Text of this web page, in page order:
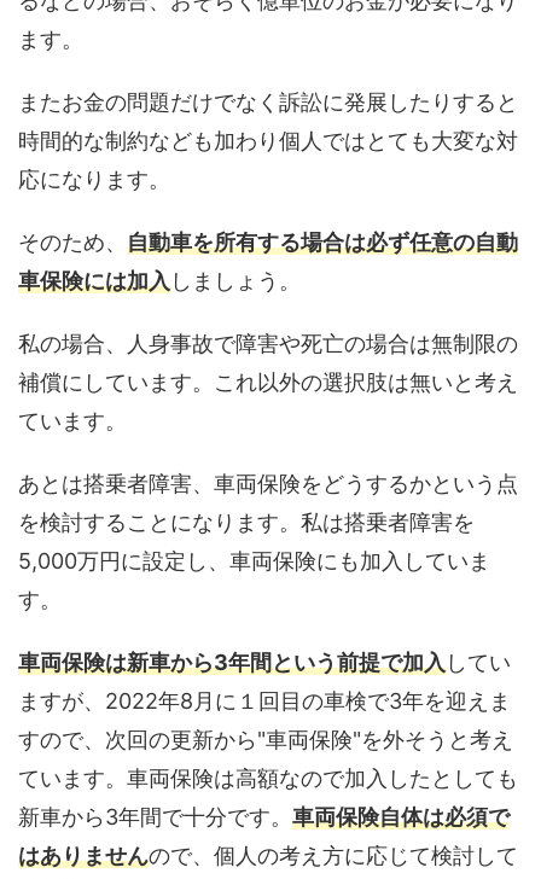
ます。
またお金の問題だけでなく訴訟に発展したりすると
時間的な制約なども加わり個人ではとても大変な対
応になります。
そのため、 自動車を所有する場合は必ず任意の自動
車保険には加入しましょう。
私の場合、人身事故で障害や死亡の場合は無制限の
補償にしています。これ以外の選択肢は無いと考え
ています。
あとは搭乗者障害、車両保険をどうするかという点
を検討することになります。私は搭乗者障害を
5,000万円に設定し、車両保険にも加入していま
す。
車両保険は新車から3年間という前提で加入してい
ますが、2022年8月に１回目の車検で3年を迎えま
すので、次回の更新から"車両保険"を外そうと考え
ています。車両保険は高額なので加入したとしても
新車から3年間で十分です。 車両保険自体は必須で
はありませんので、個人の考え方に応じて検討して